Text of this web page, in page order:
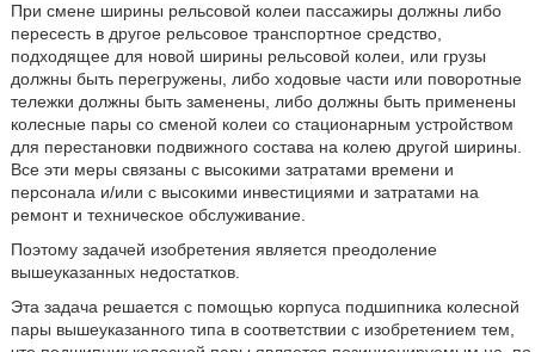
При смене ширины рельсовой колеи пассажиры должны либо
пересесть в другое рельсовое транспортное средство,
подходящее для новой ширины рельсовой колеи, или грузы
должны быть перегружены, либо ходовые части или поворотные
тележки должны быть заменены, либо должны быть применены
колесные пары со сменой колеи со стационарным устройством
для перестановки подвижного состава на колею другой ширины.
Все эти меры связаны с высокими затратами времени и
персонала и/или с высокими инвестициями и затратами на
ремонт и техническое обслуживание.
Поэтому задачей изобретения является преодоление
вышеуказанных недостатков.
Эта задача решается с помощью корпуса подшипника колесной
пары вышеуказанного типа в соответствии с изобретением тем,